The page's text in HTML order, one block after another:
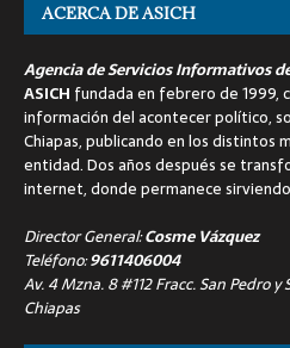
ACERCA DE ASICH
Agencia de Servicios Informativos
ASICH fundada en febrero de 1999,
información del acontecer político,
Chiapas, publicando en los distintos
entidad. Dos años después se
internet, donde permanece
Director General:Cosme Vázquez
Teléfono:9611406004
Av. 4 Mzna. 8 #112 Fracc. San Pedro
Chiapas